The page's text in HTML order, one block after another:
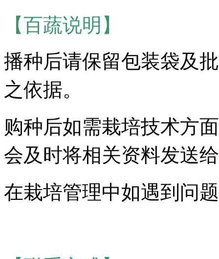
【百蔬说明】
播种后请保留包装袋及
之依据。
购种后如需栽培技术方
会及时将相关资料发送
在栽培管理中如遇到问